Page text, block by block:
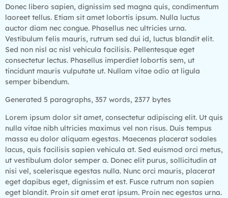
Donec libero sapien, dignissim sed magna quis, condimentum
laoreet tellus. Etiam sit amet lobortis ipsum. Nulla luctus
auctor diam nec congue. Phasellus nec ultricies urna.
Vestibulum felis mauris, rutrum sed dui id, luctus blandit elit.
Sed non nisl ac nisl vehicula facilisis. Pellentesque eget
consectetur lectus. Phasellus imperdiet lobortis sem, ut
tincidunt mauris vulputate ut. Nullam vitae odio at ligula
semper bibendum.
Generated 5 paragraphs, 357 words, 2377 bytes
Lorem ipsum dolor sit amet, consectetur adipiscing elit. Ut quis
nulla vitae nibh ultricies maximus vel non risus. Duis tempus
massa eu dolor aliquam egestas. Maecenas placerat sodales
lacus, quis facilisis sapien vehicula at. Sed euismod orci metus,
ut vestibulum dolor semper a. Donec elit purus, sollicitudin at
nisi vel, scelerisque egestas nulla. Nunc orci mauris, placerat
eget dapibus eget, dignissim et est. Fusce rutrum non sapien
eget blandit. Proin sit amet erat ipsum. Proin nec egestas urna.